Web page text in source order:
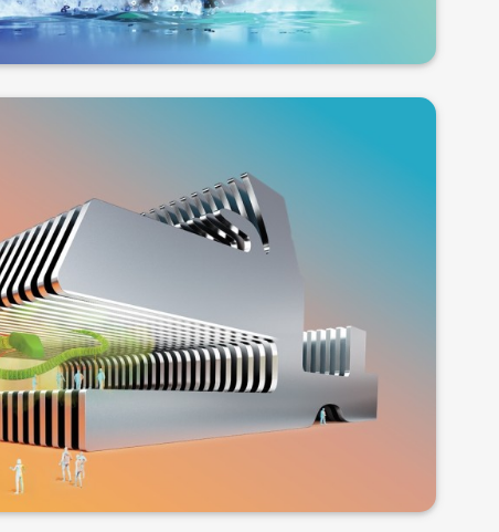
不是连续的圆筒形织物，而是单个的袜子。这类机
器能够自动将袜头合缝，也就是说，通过一个工作
机生产的圆筒形织物不同，无缝袜机制造的是高成
男士、女士和儿童袜，运动和功能袜，以及医疗